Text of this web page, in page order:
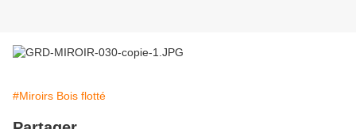
#Miroirs Bois flotté